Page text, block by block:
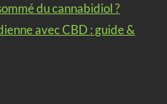
du cannabidiol ?
avec CBD : guide &